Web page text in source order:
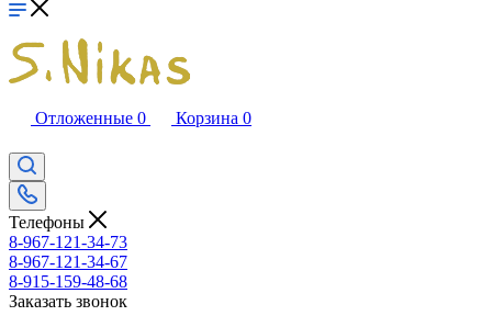
Отложенные 0 Корзина 0
Телефоны
8-967-121-34-73
8-967-121-34-67
8-915-159-48-68
Заказать звонок